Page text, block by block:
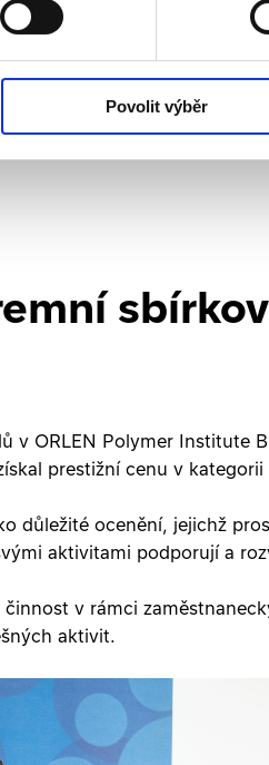
Povolit výběr
v ORLEN Polymer Institute
prestižní cenu v
důležité ocenění, jejichž
aktivitami podporují a
v rámci
aktivit.